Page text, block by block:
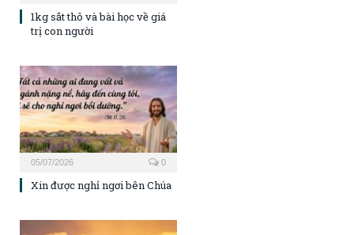
1kg sắt thô và bài học về giá
trị con người
05/07/2026 0
Xin được nghỉ ngơi bên Chúa